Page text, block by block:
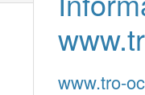
www.tro-